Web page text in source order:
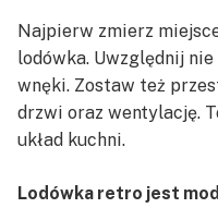
Najpierw zmierz
lodówka. Uwzględnij
wnęki. Zostaw też
drzwi oraz wentylację.
układ kuchni.
Lodówka retro jest